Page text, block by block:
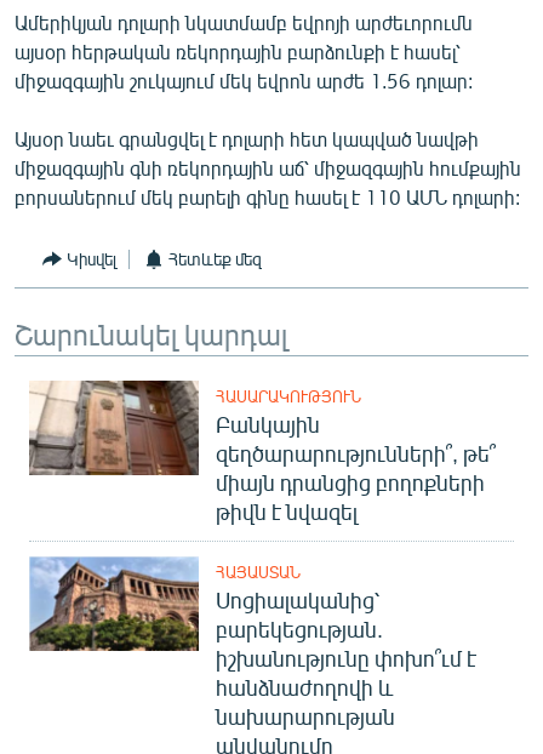
ՏՏ ԵՒ ԻՆՏԵՐՆԵՏ
ԿՈՐՈՆԱՎԻՐՈՒՍ
ԱՐԽԻՎ
ՏԵՍԱՆՅՈՒԹԵՐ
ՁԳՏԵԼՈՎ ԼԱՎԱԳՈՒՅՆԻՆ
English
Русский
«Ազատության» բոլոր կայքերը
Ամերիկյան դոլարի նկատմամբ եվրոյի արժեւորումն
այսօր հերթական ռեկորդային բարձունքի է հասել՝
միջազգային շուկայում մեկ եվրոն արժե 1.56 դոլար:
Այսօր նաեւ գրանցվել է դոլարի հետ կապված նավթի
միջազգային գնի ռեկորդային աճ՝ միջազգային հումքային
բորսաներում մեկ բարելի գինը հասել է 110 ԱՄՆ դոլարի:
Կիսվել Հետևեք մեզ
Շարունակել կարդալ
ՀԱՍԱՐԱԿՈՒԹՅՈՒՆ
Բանկային
զեղծարարությունների՞, թե՞
միայն դրանցից բողոքների
թիվն է նվազել
ՀԱՅԱՍՏԱՆ
Սոցիալականից՝
բարեկեցության.
իշխանությունը փոխո՞ւմ է
հանձնաժողովի և
նախարարության
անվանումը